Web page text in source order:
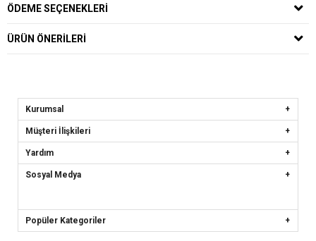
ÖDEME SEÇENEKLERI
ÜRÜN ÖNERILERI
Kurumsal
Müşteri İlişkileri
Yardım
Sosyal Medya
Popüler Kategoriler